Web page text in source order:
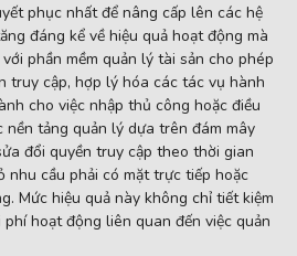
phục nhất để nâng cấp lên các hệ
đáng kể về hiệu quả hoạt động mà
phần mềm quản lý tài sản cho phép
truy cập, hợp lý hóa các tác vụ hành
cho việc nhập thủ công hoặc điều
nền tảng quản lý dựa trên đám mây
đổi quyền truy cập theo thời gian
nhu cầu phải có mặt trực tiếp hoặc
Mức hiệu quả này không chỉ tiết kiệm
hoạt động liên quan đến việc quản